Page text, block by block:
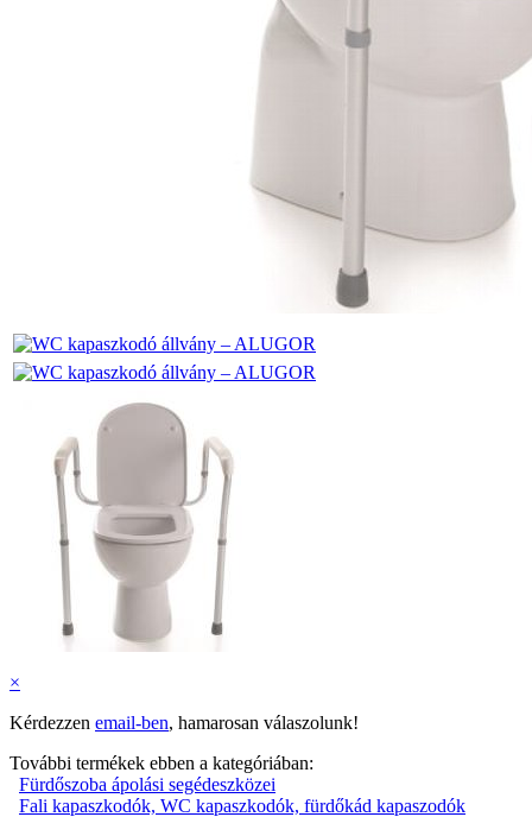
×
Kérdezzen email-ben, hamarosan válaszolunk!
További termékek ebben a kategóriában:
Fürdőszoba ápolási segédeszközei
Fali kapaszkodók, WC kapaszkodók, fürdőkád kapaszodók